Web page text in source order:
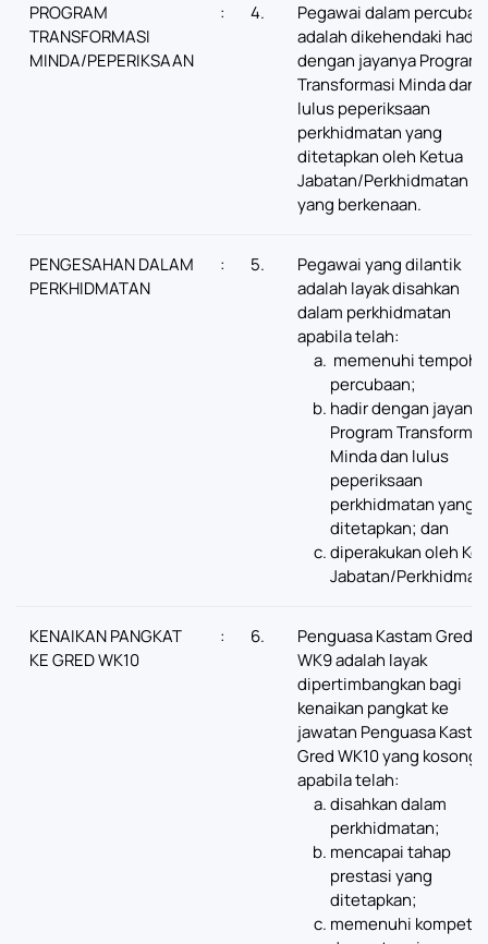
PROGRAM
TRANSFORMASI
MINDA/PEPERIKSAAN
: 4.
Pegawai dalam
adalah dikehendaki hadir
dengan jayanya Program
Transformasi Minda dan
lulus peperiksaan
perkhidmatan yang
ditetapkan oleh Ketua
Jabatan/Perkhidmatan
yang berkenaan.
PENGESAHAN DALAM
PERKHIDMATAN
: 5.
Pegawai yang dilantik
adalah layak disahkan
dalam perkhidmatan
apabila telah:
memenuhi tempoh
percubaan;
hadir dengan
Program
Minda dan lulus
peperiksaan
perkhidmatan yang
ditetapkan; dan
diperakukan oleh
Jabatan/
KENAIKAN PANGKAT
KE GRED WK10
: 6.
Penguasa Kastam Gred
WK9 adalah layak
dipertimbangkan bagi
kenaikan pangkat ke
jawatan Penguasa
Gred WK10 yang kosong
apabila telah:
disahkan dalam
perkhidmatan;
mencapai tahap
prestasi yang
ditetapkan;
memenuhi